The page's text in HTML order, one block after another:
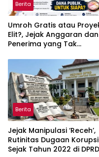
Berita
Umroh Gratis atau
Elit?, Jejak Anggaran dan
Penerima yang Tak
Bandar Lampung
Berita
Jejak Manipulasi ‘Receh’,
Rutinitas Dugaan Korupsi
Sejak Tahun 2022 di DPRD